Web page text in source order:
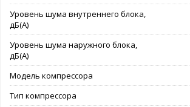
Уровень шума внутреннего блока,
дБ(А)
Уровень шума наружного блока,
дБ(А)
Модель компрессора
Тип компрессора